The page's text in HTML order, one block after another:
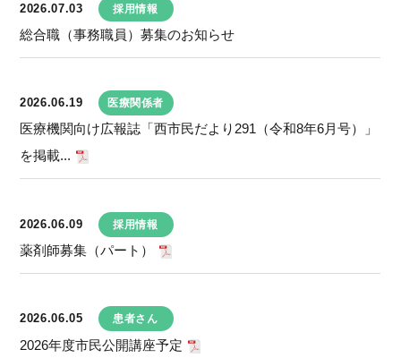
2026.07.03 採用情報
総合職（事務職員）募集のお知らせ
2026.06.19 医療関係者
医療機関向け広報誌「西市民だより291（令和8年6月号）」
を掲載...
2026.06.09 採用情報
薬剤師募集（パート）
2026.06.05 患者さん
2026年度市民公開講座予定